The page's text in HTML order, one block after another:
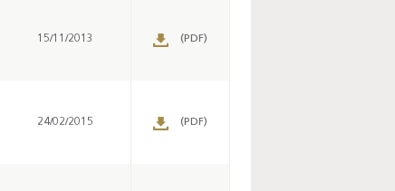
15/11/2013 (PDF)
24/02/2015 (PDF)